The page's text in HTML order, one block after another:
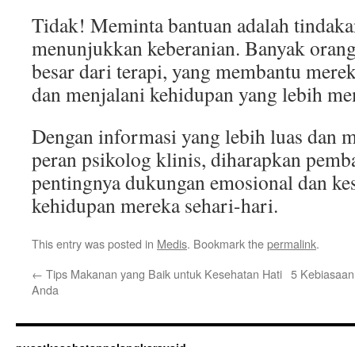
Tidak! Meminta bantuan adalah
menunjukkan keberanian. Banyak
besar dari terapi, yang membantu
dan menjalani kehidupan yang lebih
Dengan informasi yang lebih luas dan
peran psikolog klinis, diharapkan
pentingnya dukungan emosional dan
kehidupan mereka sehari-hari.
This entry was posted in Medis. Bookmark thepermalink.
← Tips Makanan yang Baik untuk Kesehatan Hati
Anda
5